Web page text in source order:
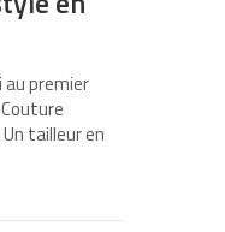
au premier
tailleur en